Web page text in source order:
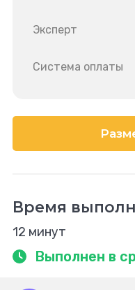
Эксперт
Система оплаты
Время
12 минут
Выполнен в